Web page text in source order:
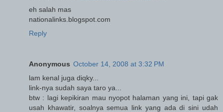
eh salah mas
nationalinks.blogspot.com
Reply
Anonymous October 14, 2008 at 3:32 PM
lam kenal juga diqky...
link-nya sudah saya taro ya...
btw : lagi kepikiran mau nyopot halaman yang ini, tapi gak
usah khawatir, soalnya semua link yang ada di sini udah